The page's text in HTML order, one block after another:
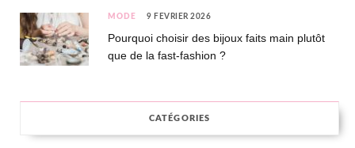
MODE 9 FÉVRIER 2026
Pourquoi choisir des bijoux faits main plutôt
que de la fast-fashion ?
CATÉGORIES